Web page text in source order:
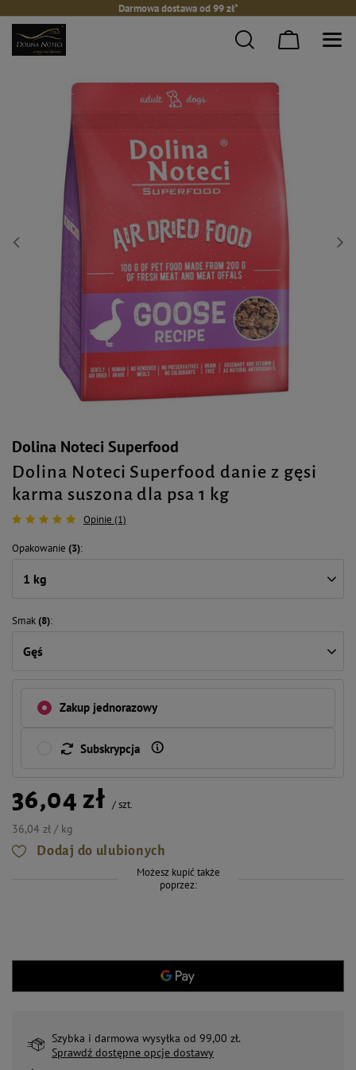
Darmowa dostawa od 99 zł*
Dolina Noteci Superfood
Dolina Noteci Superfood danie z gęsi
karma suszona dla psa 1 kg
Opinie (1)
Opakowanie (3)
1 kg
Smak(8)
Gęś
Zakup jednorazowy
Subskrypcja
36,04 zł /szt.
36,04 zł / kg
Dodaj do ulubionych
Możesz kupić także
poprzez:
Szybka i darmowa wysyłka od 99,00 zł.
Sprawdź dostępne opcje dostawy